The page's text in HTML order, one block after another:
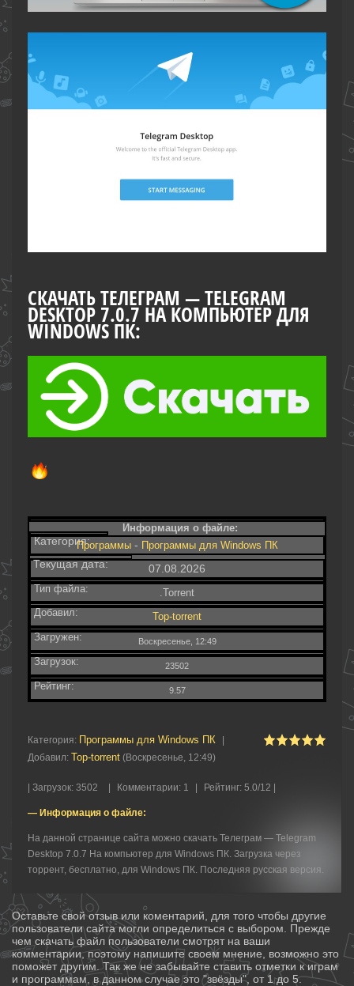
СКАЧАТЬ ТЕЛЕГРАМ — TELEGRAM
DESKTOP 7.0.7 НА КОМПЬЮТЕР ДЛЯ
WINDOWS ПК:
Информация о файле:
Категория:Программы- Программы для Windows ПК
Текущая дата: 07.08.2026
Тип файла:
.Torrent
Добавил:
Top-torrent
Загружен:
Воскресенье, 12:49
Загрузок: 23502
Рейтинг: 9.57
Категория: Программы для Windows ПК
Добавил: Top-torrent (Воскресенье, 12:49)
Загрузок: 3502 Комментарии: 1 Рейтинг: 5.0/12 |
— Информация о файле:
На данной странице сайта можно скачать Телеграм — Telegram
Desktop 7.0.7 На компьютер для Windows ПК. Загрузка через
торрент, бесплатно, для Windows ПК. Последняя русская версия.
Оставьте свой отзыв или коментарий, для того чтобы другие
пользователи сайта могли определиться с выбором. Прежде
чем скачать файл пользователи смотрят на ваши
комментарии, поэтому напишите своем мнение, возможно это
поможет другим. Так же не забывайте ставить отметки к играм
и программам, в данном случае это "звёзды", от 1 до 5.